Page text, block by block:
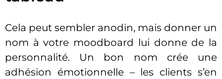
Cela peut sembler anodin, mais donner un
nom à votre moodboard lui donne de la
personnalité. Un bon nom crée une
adhésion émotionnelle – les clients s’en